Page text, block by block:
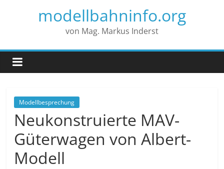
modellbahninfo.org
von Mag. Markus Inderst
Modellbesprechung
Neukonstruierte MAV-
Güterwagen von Albert-
Modell